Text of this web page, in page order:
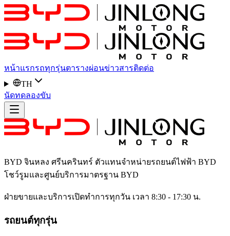
หน้าแรกรถทุกรุ่นตารางผ่อนข่าวสารติดต่อ
TH
นัดทดลองขับ
BYD จินหลง ศรีนครินทร์ ตัวแทนจำหน่ายรถยนต์ไฟฟ้า BYD
โชว์รูมและศูนย์บริการมาตรฐาน BYD
ฝ่ายขายและบริการเปิดทำการทุกวัน เวลา 8:30 - 17:30 น.
รถยนต์ทุกรุ่น